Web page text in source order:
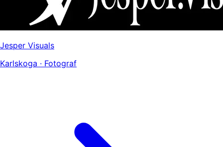
Jesper Visuals
Karlskoga · Fotograf